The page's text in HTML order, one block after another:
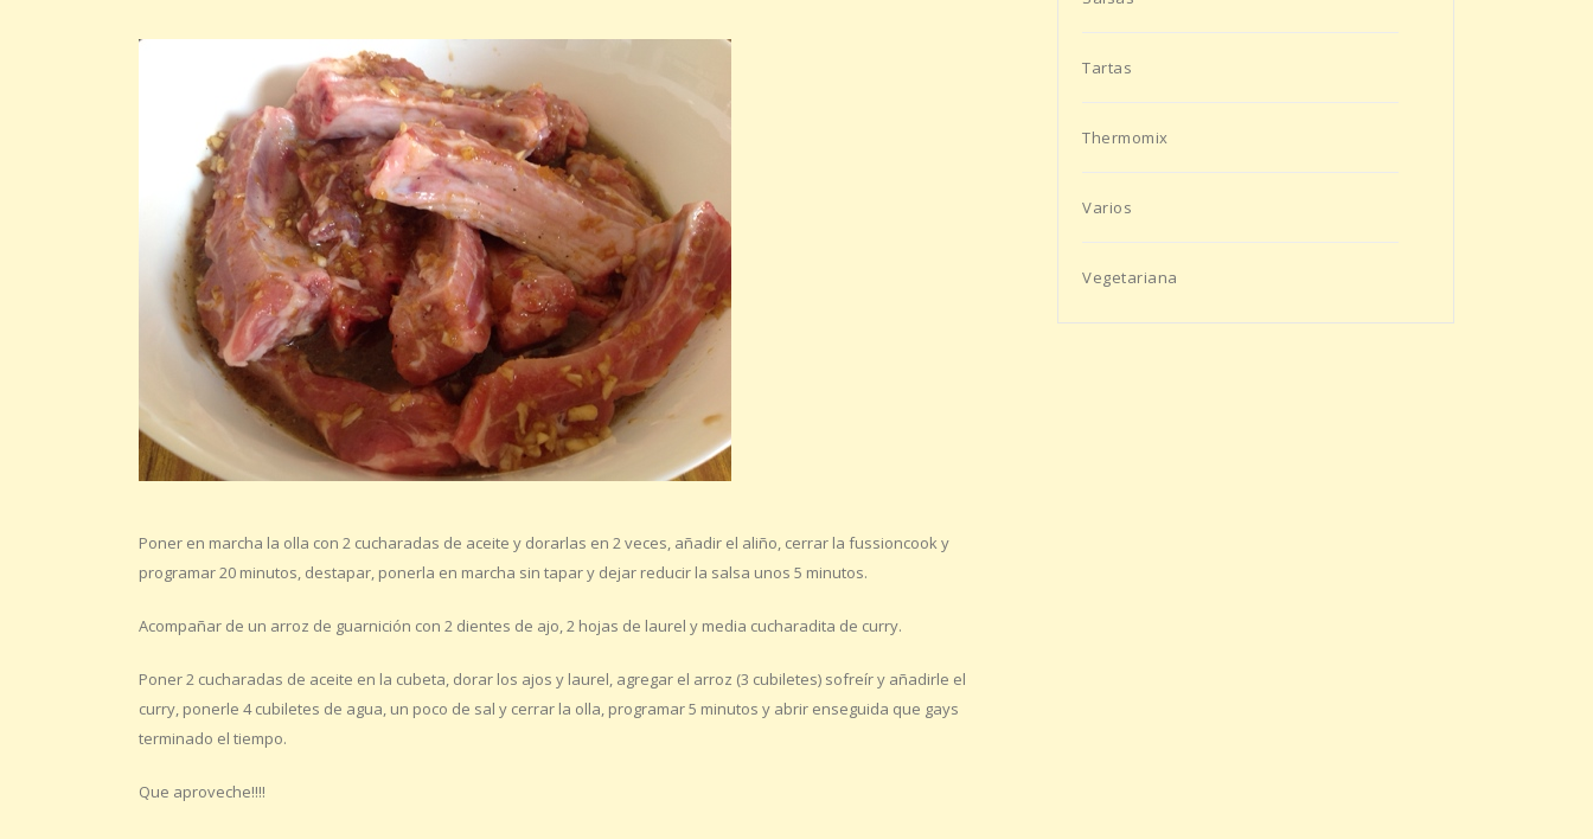
Poner en marcha la olla con 2 cucharadas de aceite y dorarlas en 2 veces, añadir el aliño, cerrar la fussioncook y
programar 20 minutos, destapar, ponerla en marcha sin tapar y dejar reducir la salsa unos 5 minutos.
Acompañar de un arroz de guarnición con 2 dientes de ajo, 2 hojas de laurel y media cucharadita de curry.
Poner 2 cucharadas de aceite en la cubeta, dorar los ajos y laurel, agregar el arroz (3 cubiletes) sofreír y añadirle el
curry, ponerle 4 cubiletes de agua, un poco de sal y cerrar la olla, programar 5 minutos y abrir enseguida que gays
terminado el tiempo.
Que aproveche!!!!
Tartas
Thermomix
Varios
Vegetariana